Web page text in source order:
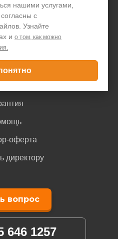
нашими услугами,
с
Узнайте
и о том, как можно
оферта
директору
вопрос
646 1257